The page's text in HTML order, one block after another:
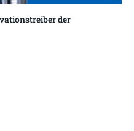
der